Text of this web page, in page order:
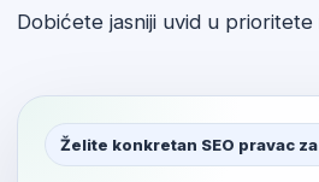
Dobićete jasniji uvid u
Želite konkretan SEO pravac